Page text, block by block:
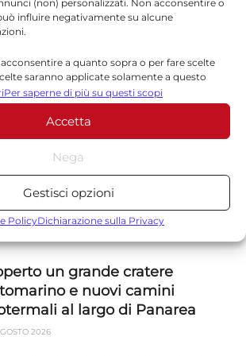
(non) personalizzati. Non acconsentire o
influire negativamente su alcune
a quanto sopra o per fare scelte
saranno applicate solamente a questo
le impostazioni in qualsiasi momento,
consenso, utilizzando i pulsanti della Cookie
pulsante di gestione del consenso nella parte
su dispositivo e/o accedervi, Misurare le
Misurare le prestazioni dei contenuti,
provenienti da fonti diverse.
su dispositivo e/o accedervi, Utilizzare
della pubblicità, Creare profili per la
Per saperne di più su questi scopi
Accetta
Nega
Gestisci opzioni
PolicyDichiarazione sulla Privacy
Frazzica morta a 21 anni
crollo di Pistinuna: funerali
in Cattedrale
un grande cratere
e nuovi camini
al largo di Panarea
2026